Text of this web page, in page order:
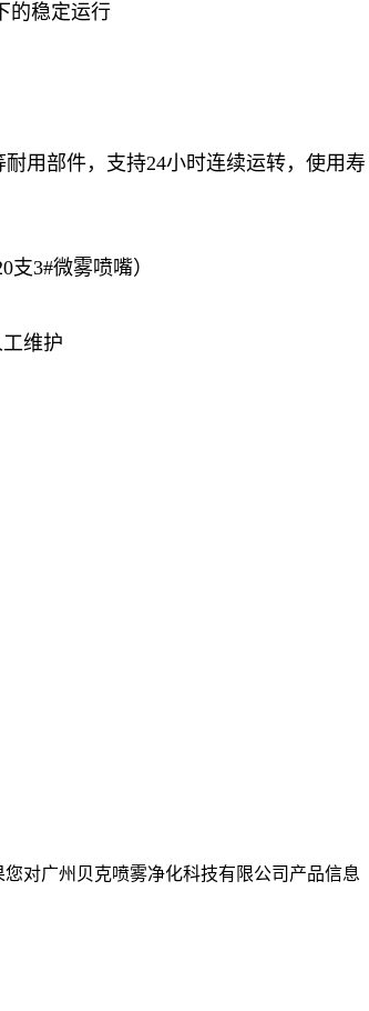
的稳定运行
用部件，支持24小时连续运转，使用寿
3#微雾喷嘴）
维护
对广州贝克喷雾净化科技有限公司产品信息